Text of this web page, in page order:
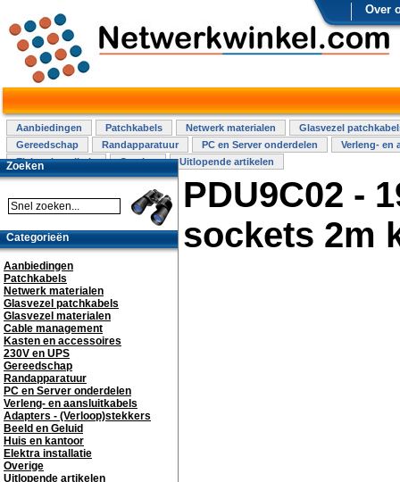
Over
Aanbiedingen Patchkabels Netwerk materialen
Glasvezel
Gereedschap
Randapparatuur PC en Server onderdelen
Verleng- en
Elektra installatie
Overige Uitlopende artikelen
PDU9C02 -
sockets 2m
Zoeken
Categorieën
Aanbiedingen
Patchkabels
Netwerk materialen
Glasvezel patchkabels
Glasvezel materialen
Cable management
Kasten en accessoires
230V en UPS
Gereedschap
Randapparatuur
PC en Server onderdelen
Verleng- en aansluitkabels
Adapters - (Verloop)stekkers
Beeld en Geluid
Huis en kantoor
Elektra installatie
Overige
Uitlopende artikelen